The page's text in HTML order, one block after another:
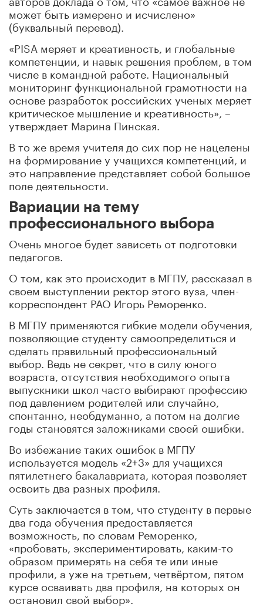
может быть измерено и исчислено»
(буквальный перевод).
«PISA меряет и креативность, и глобальные
компетенции, и навык решения проблем, в том
числе в командной работе. Национальный
мониторинг функциональной грамотности на
основе разработок российских ученых меряет
критическое мышление и креативность», –
утверждает Марина Пинская.
В то же время учителя до сих пор не нацелены
на формирование у учащихся компетенций, и
это направление представляет собой большое
поле деятельности.
Вариации на тему
профессионального выбора
Очень многое будет зависеть от подготовки
педагогов.
О том, как это происходит в МГПУ, рассказал в
своем выступлении ректор этого вуза, член-
корреспондент РАО Игорь Реморенко.
В МГПУ применяются гибкие модели обучения,
позволяющие студенту самоопределиться и
сделать правильный профессиональный
выбор. Ведь не секрет, что в силу юного
возраста, отсутствия необходимого опыта
выпускники школ часто выбирают профессию
под давлением родителей или случайно,
спонтанно, необдуманно, а потом на долгие
годы становятся заложниками своей ошибки.
Во избежание таких ошибок в МГПУ
используется модель «2+3» для учащихся
пятилетнего бакалавриата, которая позволяет
освоить два разных профиля.
Суть заключается в том, что студенту в первые
два года обучения предоставляется
возможность, по словам Реморенко,
«пробовать, экспериментировать, каким-то
образом примерять на себя те или иные
профили, а уже на третьем, четвёртом, пятом
курсе осваивать два профиля, на которых он
остановил свой выбор».